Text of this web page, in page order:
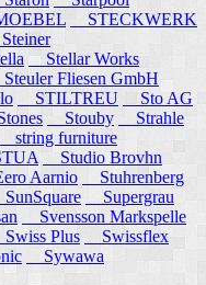
STECKWERK
Stellar Works
Fliesen GmbH
STILTREU
Sto AG
Stouby
Strahle
string furniture
Studio Brovhn
Aarnio
Stuhrenberg
Supergrau
Svensson Markspelle
Plus
Swissflex
Sywawa